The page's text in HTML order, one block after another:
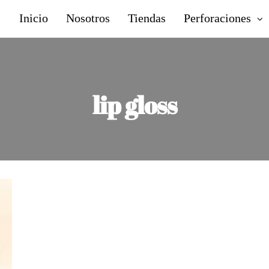
Inicio Nosotros Tiendas Perforaciones
lip gloss